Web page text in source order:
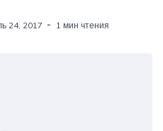
24, 2017 1 мин чтения